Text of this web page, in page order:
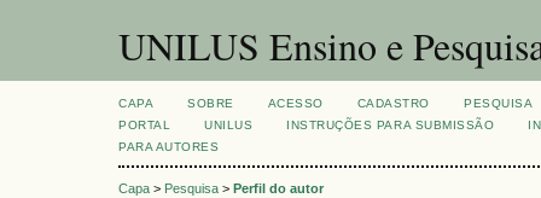
UNILUS Ensino e
CAPA SOBRE ACESSO CADASTRO
PESQUISA
PORTAL
UNILUS INSTRUÇÕES PARA SUBMISSÃO
PARA AUTORES
Capa > Pesquisa > Perfil do autor